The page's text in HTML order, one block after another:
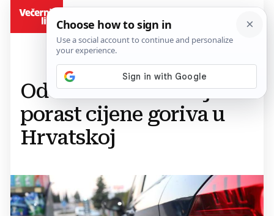
Od utorka se očekuje
porast cijene goriva u
Hrvatskoj